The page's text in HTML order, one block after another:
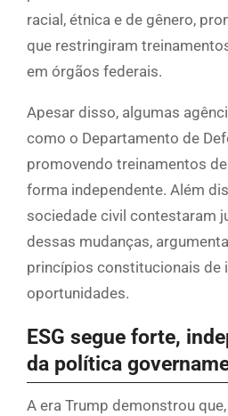
racial, étnica e de gênero,
que restringiram
em órgãos federais.
Apesar disso, algumas
como o Departamento de
promovendo treinamentos
forma independente. Além
sociedade civil contestaram
dessas mudanças,
princípios constitucionais de
oportunidades.
ESG segue forte,
da política
A era Trump demonstrou